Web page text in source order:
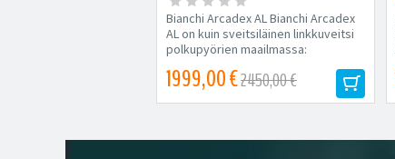
Bianchi Arcadex AL Bianchi Arcadex
AL on kuin sveitsiläinen linkkuveitsi
polkupyörien maailmassa:
1999,00 €2450,00 €